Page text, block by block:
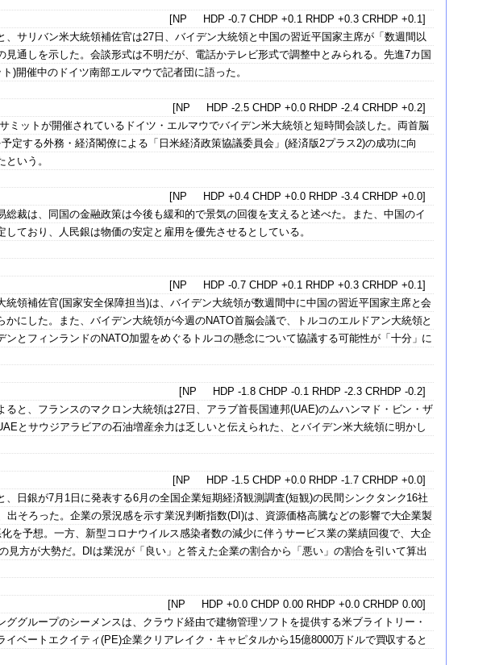
[NP HDP -0.7 CHDP +0.1 RHDP +0.3 CRHDP +0.1]
、サリバン米大統領補佐官は27日、バイデン大統領と中国の習近平国家主席が「数週間以
見通しを示した。会談形式は不明だが、電話かテレビ形式で調整中とみられる。先進7カ国
)開催中のドイツ南部エルマウで記者団に語った。
[NP HDP -2.5 CHDP +0.0 RHDP -2.4 CRHDP +0.2]
ミットが開催されているドイツ・エルマウでバイデン米大統領と短時間会談した。両首脳
定する外務・経済閣僚による「日米経済政策協議委員会」(経済版2プラス2)の成功に向
いう。
[NP HDP +0.4 CHDP +0.0 RHDP -3.4 CRHDP +0.0]
総裁は、同国の金融政策は今後も緩和的で景気の回復を支えると述べた。また、中国のイ
しており、人民銀は物価の安定と雇用を優先させるとしている。
[NP HDP -0.7 CHDP +0.1 RHDP +0.3 CRHDP +0.1]
統領補佐官(国家安全保障担当)は、バイデン大統領が数週間中に中国の習近平国家主席と会
かにした。また、バイデン大統領が今週のNATO首脳会議で、トルコのエルドアン大統領と
ンとフィンランドのNATO加盟をめぐるトルコの懸念について協議する可能性が「十分」に
[NP HDP -1.8 CHDP -0.1 RHDP -2.3 CRHDP -0.2]
ると、フランスのマクロン大統領は27日、アラブ首長国連邦(UAE)のムハンマド・ビン・ザ
とサウジアラビアの石油増産余力は乏しいと伝えられた、とバイデン米大統領に明かし
[NP HDP -1.5 CHDP +0.0 RHDP -1.7 CRHDP +0.0]
、日銀が7月1日に発表する6月の全国企業短期経済観測調査(短観)の民間シンクタンク16社
出そろった。企業の景況感を示す業況判断指数(DI)は、資源価格高騰などの影響で大企業製
を予想。一方、新型コロナウイルス感染者数の減少に伴うサービス業の業績回復で、大企
見方が大勢だ。DIは業況が「良い」と答えた企業の割合から「悪い」の割合を引いて算出
[NP HDP +0.0 CHDP 0.00 RHDP +0.0 CRHDP 0.00]
ググループのシーメンスは、クラウド経由で建物管理ソフトを提供する米ブライトリー・
イベートエクイティ(PE)企業クリアレイク・キャピタルから15億8000万ドルで買収すると